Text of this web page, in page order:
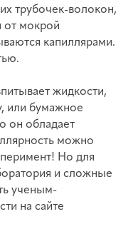
трубочек-волокон,
от мокрой
капиллярами.
жидкости,
или бумажное
он обладает
можно
Но для
и сложные
ученым-
на сайте